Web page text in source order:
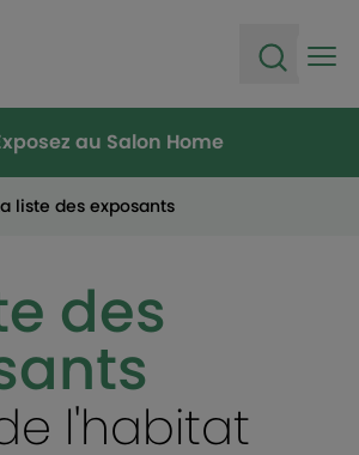
au Salon Home
liste des exposants
des
l'habitat